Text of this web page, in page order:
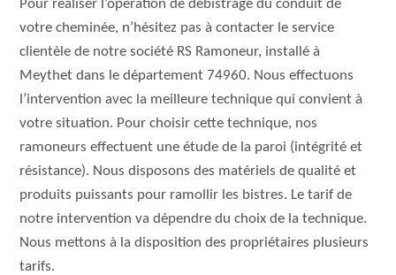
Pour réaliser l’opération de débistrage du conduit de
votre cheminée, n’hésitez pas à contacter le service
clientèle de notre société RS Ramoneur, installé à
Meythet dans le département 74960. Nous effectuons
l’intervention avec la meilleure technique qui convient à
votre situation. Pour choisir cette technique, nos
ramoneurs effectuent une étude de la paroi (intégrité et
résistance). Nous disposons des matériels de qualité et
produits puissants pour ramollir les bistres. Le tarif de
notre intervention va dépendre du choix de la technique.
Nous mettons à la disposition des propriétaires plusieurs
tarifs.